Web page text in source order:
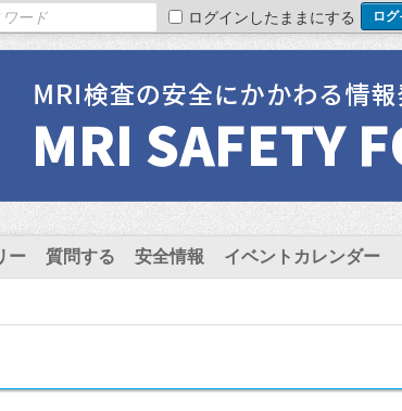
ログインしたままにする
ー 質問する 安全情報 イベントカレンダー